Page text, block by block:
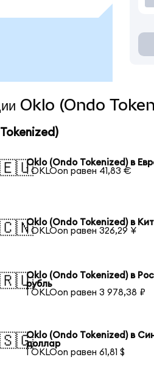
Oklo (Ondo
🇪🇺Oklo (Ondo Tokenized) в
1 OKLOon равен 41,83 €
🇨🇳Oklo (Ondo Tokenized) в
1 OKLOon равен 326,29 ¥
🇷🇺Oklo (Ondo Tokenized) в
рубль
1 OKLOon равен 3 978,38 ₽
🇸🇬Oklo (Ondo Tokenized) в
доллар
1 OKLOon равен 61,81 $